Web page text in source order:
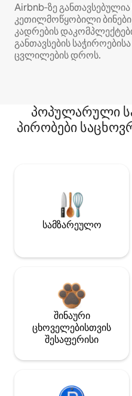
Airbnb‑ზე
კეთილმოწყობილი
კადრების
განთავსების
ცვლილების დროს.
პოპულარული
პირობები
სამზარეულო
შინაური
ცხოველებისთვის
შესაფერისი